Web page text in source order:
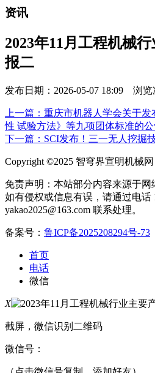
资讯
2023年11月工程机械
报二
发布日期：2026-05-07 18:09 浏览
上一篇：重庆市机器人学会关于
性 试验方法》等九项团体标准的
下一篇：SCI发布！三一无人挖掘
Copyright ©2025 智穹界宣明机械
免责声明：本站部分内容来源于网
如有侵权或信息有误，请通过电话
yakao2025@163.com 联系处理。
备案号： 鲁ICP备2025208294号-73
首页
电话
微信
X
截屏，微信识别二维码
微信号：